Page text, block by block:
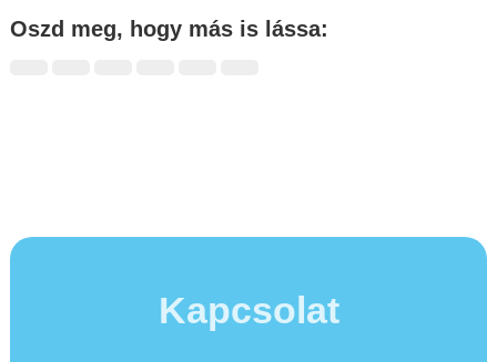
Oszd meg, hogy más is lássa:
Kapcsolat